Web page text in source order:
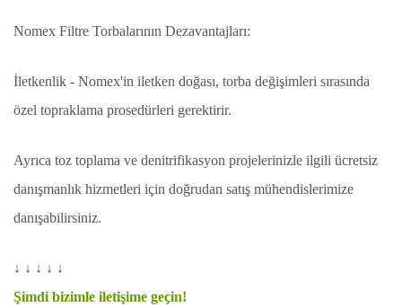
Nomex Filtre Torbalarının Dezavantajları:
İletkenlik - Nomex'in iletken doğası, torba değişimleri sırasında
özel topraklama prosedürleri gerektirir.
Ayrıca toz toplama ve denitrifikasyon projelerinizle ilgili ücretsiz
danışmanlık hizmetleri için doğrudan satış mühendislerimize
danışabilirsiniz.
↓ ↓ ↓ ↓ ↓
Şimdi bizimle iletişime geçin!